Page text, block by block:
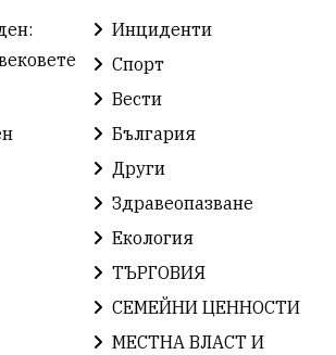
ЛекаАтлетика
БългарскоЗемеделие
БългарскиСпорт
земеделие
Иновации САЩ
Археология Твърдица
Инциденти
Спорт
Вести
България
Други
Здравеопазване
Екология
ТЪРГОВИЯ
СЕМЕЙНИ ЦЕННОСТИ
МЕСТНА ВЛАСТ И